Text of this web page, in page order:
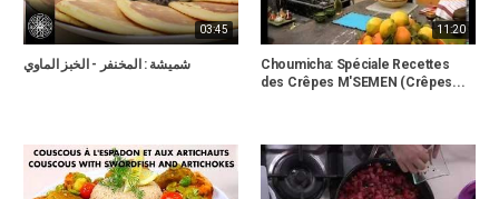
03:45
شميشة : المخنفر - الخبز الماوي
11:20
Choumicha: Spéciale Recettes
des Crêpes M'SEMEN (Crêpes...